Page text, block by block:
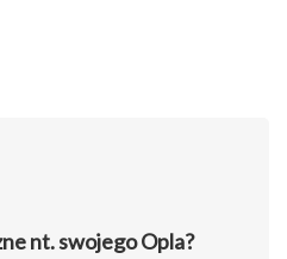
nt. swojego Opla?